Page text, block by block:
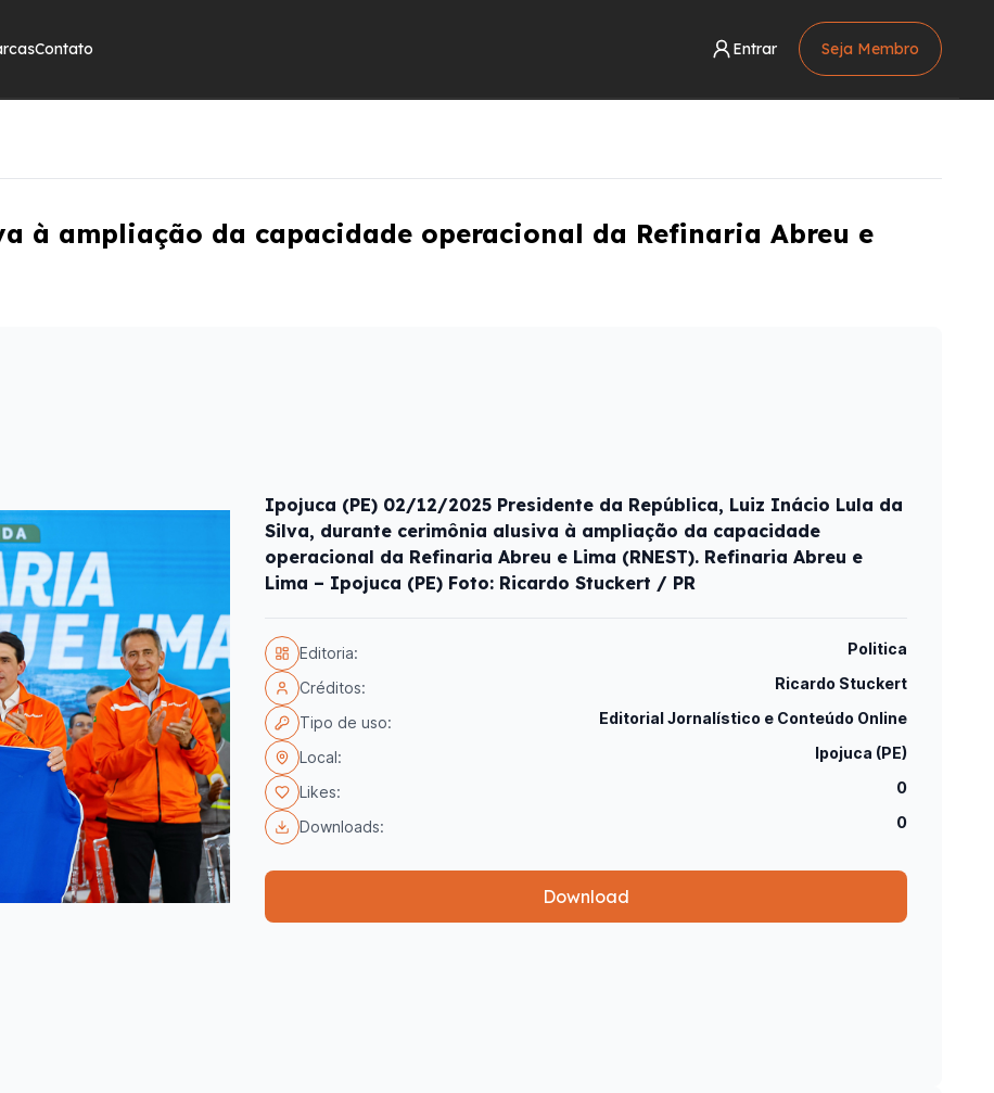
Contato Entrar Seja Membro
à ampliação da capacidade operacional da Refinaria Abreu e
Ipojuca (PE) 02/12/2025 Presidente da República, Luiz Inácio Lula da
Silva, durante cerimônia alusiva à ampliação da capacidade
operacional da Refinaria Abreu e Lima (RNEST). Refinaria Abreu e
Lima – Ipojuca (PE) Foto: Ricardo Stuckert / PR
Editoria: Politica
Créditos: Ricardo Stuckert
Tipo de uso: Editorial Jornalístico e Conteúdo Online
Local: Ipojuca (PE)
Likes: 0
Downloads: 0
Download